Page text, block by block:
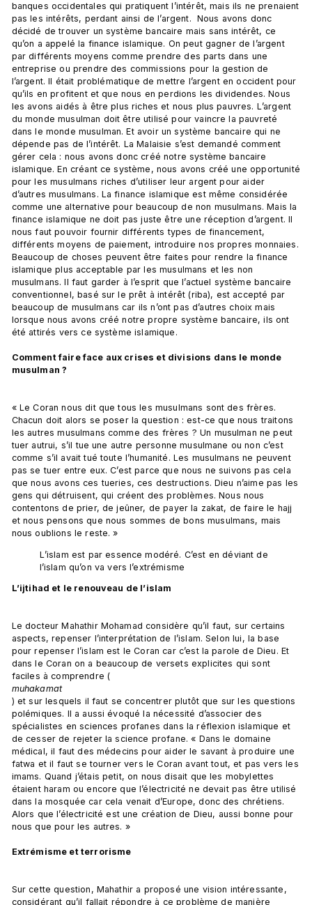
banques occidentales qui pratiquent l’intérêt, mais ils ne prenaient
pas les intérêts, perdant ainsi de l’argent.  Nous avons donc
décidé de trouver un système bancaire mais sans intérêt, ce
qu’on a appelé la finance islamique. On peut gagner de l’argent
par différents moyens comme prendre des parts dans une
entreprise ou prendre des commissions pour la gestion de
l’argent. Il était problématique de mettre l’argent en occident pour
qu’ils en profitent et que nous en perdions les dividendes. Nous
les avons aidés à être plus riches et nous plus pauvres. L’argent
du monde musulman doit être utilisé pour vaincre la pauvreté
dans le monde musulman. Et avoir un système bancaire qui ne
dépende pas de l’intérêt. La Malaisie s’est demandé comment
gérer cela : nous avons donc créé notre système bancaire
islamique. En créant ce système, nous avons créé une opportunité
pour les musulmans riches d’utiliser leur argent pour aider
d’autres musulmans. La finance islamique est même considérée
comme une alternative pour beaucoup de non musulmans. Mais la
finance islamique ne doit pas juste être une réception d’argent. Il
nous faut pouvoir fournir différents types de financement,
différents moyens de paiement, introduire nos propres monnaies.
Beaucoup de choses peuvent être faites pour rendre la finance
islamique plus acceptable par les musulmans et les non
musulmans. Il faut garder à l’esprit que l’actuel système bancaire
conventionnel, basé sur le prêt à intérêt (riba), est accepté par
beaucoup de musulmans car ils n’ont pas d’autres choix mais
lorsque nous avons créé notre propre système bancaire, ils ont
été attirés vers ce système islamique.
Comment faire face aux crises et divisions dans le monde
musulman ?
« Le Coran nous dit que tous les musulmans sont des frères.
Chacun doit alors se poser la question : est-ce que nous traitons
les autres musulmans comme des frères ? Un musulman ne peut
tuer autrui, s’il tue une autre personne musulmane ou non c’est
comme s’il avait tué toute l’humanité. Les musulmans ne peuvent
pas se tuer entre eux. C’est parce que nous ne suivons pas cela
que nous avons ces tueries, ces destructions. Dieu n’aime pas les
gens qui détruisent, qui créent des problèmes. Nous nous
contentons de prier, de jeûner, de payer la zakat, de faire le hajj
et nous pensons que nous sommes de bons musulmans, mais
L’islam est par essence modéré. C’est en déviant de
l’islam qu’on va vers l’extrémisme
L’ijtihad et le renouveau de l’islam
Le docteur Mahathir Mohamad considère qu’il faut, sur certains
aspects, repenser l’interprétation de l’islam. Selon lui, la base
pour repenser l’islam est le Coran car c’est la parole de Dieu. Et
dans le Coran on a beaucoup de versets explicites qui sont
faciles à comprendre (
muhakamat
) et sur lesquels il faut se concentrer plutôt que sur les questions
polémiques. Il a aussi évoqué la nécessité d’associer des
spécialistes en sciences profanes dans la réflexion islamique et
de cesser de rejeter la science profane. « Dans le domaine
médical, il faut des médecins pour aider le savant à produire une
fatwa et il faut se tourner vers le Coran avant tout, et pas vers les
imams. Quand j’étais petit, on nous disait que les mobylettes
étaient haram ou encore que l’électricité ne devait pas être utilisé
dans la mosquée car cela venait d’Europe, donc des chrétiens.
Alors que l’électricité est une création de Dieu, aussi bonne pour
nous que pour les autres. »
Extrémisme et terrorisme
Sur cette question, Mahathir a proposé une vision intéressante,
considérant qu’il fallait répondre à ce problème de manière